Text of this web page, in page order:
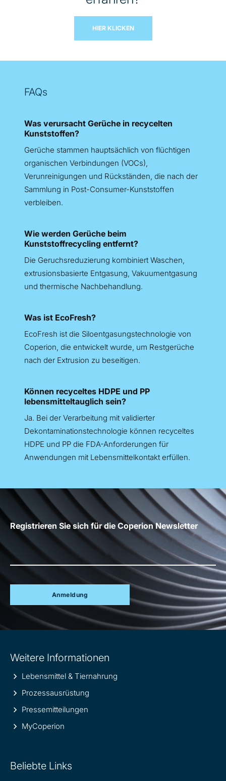
HIER KLICKEN
FAQs
Was verursacht Gerüche in recycelten
Kunststoffen?
Gerüche stammen hauptsächlich von flüchtigen
organischen Verbindungen (VOCs),
Verunreinigungen und Rückständen, die nach der
Sammlung in Post-Consumer-Kunststoffen
verbleiben.
Wie werden Gerüche beim
Kunststoffrecycling entfernt?
Die Geruchsreduzierung kombiniert Waschen,
extrusionsbasierte Entgasung, Vakuumentgasung
und thermische Nachbehandlung.
Was ist EcoFresh?
EcoFresh ist die Siloentgasungstechnologie von
Coperion, die entwickelt wurde, um Restgerüche
nach der Extrusion zu beseitigen.
Können recyceltes HDPE und PP
lebensmitteltauglich sein?
Ja. Bei der Verarbeitung mit validierter
Dekontaminationstechnologie können recyceltes
HDPE und PP die FDA-Anforderungen für
Anwendungen mit Lebensmittelkontakt erfüllen.
Registrieren Sie sich für die Coperion Newsletter
Anmeldung
information
Weitere Informationen
Lebensmittel & Tiernahrung
Prozessausrüstung
Pressemitteilungen
MyCoperion
Beliebte Links